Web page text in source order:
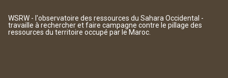
WSRW - l'observatoire des ressources du Sahara Occidental -
travaille à rechercher et faire campagne contre le pillage des
ressources du territoire occupé par le Maroc.